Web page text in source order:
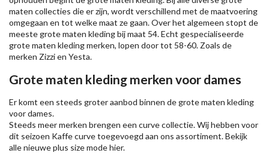
maten collecties die er zijn, wordt verschillend met de maatvoering
omgegaan en tot welke maat ze gaan. Over het algemeen stopt de
meeste grote maten kleding bij maat 54. Echt gespecialiseerde
grote maten kleding merken, lopen door tot 58-60. Zoals de
merken Zizzien Yesta.
Grote maten kleding merken voor dames
Er komt een steeds groter aanbod binnen de grote maten kleding
voor dames.
Steeds meer merken brengen een curve collectie. Wij hebben voor
dit seizoen Kaffecurve toegevoegd aan ons assortiment. Bekijk
alle nieuweplus size modehier.